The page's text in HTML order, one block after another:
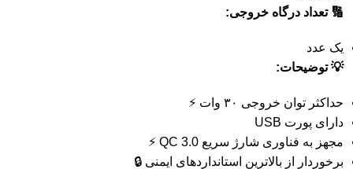
🔢 تعداد درگاه خروجی:
یک عدد
💡 توضیحات:
حداکثر توان خروجی ۳۰ وات ⚡
دارای پورت USB
مجهز به فناوری شارژ سریع QC 3.0 ⚡
برخوردار از بالاترین استانداردهای ایمنی 🔒